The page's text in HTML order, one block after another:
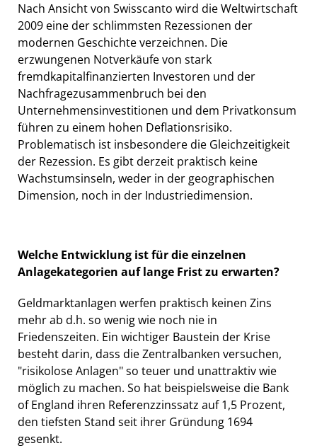
Nach Ansicht von Swisscanto wird die Weltwirtschaft
2009 eine der schlimmsten Rezessionen der
modernen Geschichte verzeichnen. Die
erzwungenen Notverkäufe von stark
fremdkapitalfinanzierten Investoren und der
Nachfragezusammenbruch bei den
Unternehmensinvestitionen und dem Privatkonsum
führen zu einem hohen Deflationsrisiko.
Problematisch ist insbesondere die Gleichzeitigkeit
der Rezession. Es gibt derzeit praktisch keine
Wachstumsinseln, weder in der geographischen
Dimension, noch in der Industriedimension.
Welche Entwicklung ist für die einzelnen
Anlagekategorien auf lange Frist zu erwarten?
Geldmarktanlagen werfen praktisch keinen Zins
mehr ab d.h. so wenig wie noch nie in
Friedenszeiten. Ein wichtiger Baustein der Krise
besteht darin, dass die Zentralbanken versuchen,
"risikolose Anlagen" so teuer und unattraktiv wie
möglich zu machen. So hat beispielsweise die Bank
of England ihren Referenzzinssatz auf 1,5 Prozent,
den tiefsten Stand seit ihrer Gründung 1694
gesenkt.